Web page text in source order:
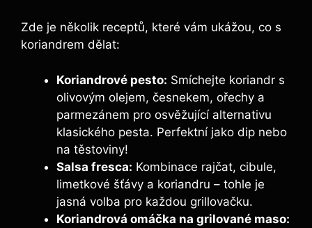
Zde je několik receptů, které vám ukážou, co s
koriandrem dělat:
Koriandrové pesto: Smíchejte koriandr s
olivovým olejem, česnekem, ořechy a
parmezánem pro osvěžující alternativu
klasického pesta. Perfektní jako dip nebo
na těstoviny!
Salsa fresca: Kombinace rajčat, cibule,
limetkové šťávy a koriandru – tohle je
jasná volba pro každou grillovačku.
Koriandrová omáčka na grilované maso: